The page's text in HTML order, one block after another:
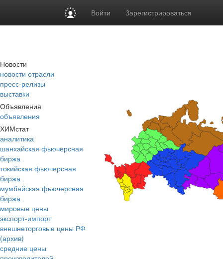
Войти Зарегистрироваться
Новости
новости отрасли
пресс-релизы
выставки
Объявления
объявления
ХИМстат
аналитика
шанхайская фьючерсная
биржа
токийская фьючерсная
биржа
мумбайская фьючерсная
биржа
мировые цены
экспорт-импорт
внешнеторговые цены РФ
(архив)
средние цены